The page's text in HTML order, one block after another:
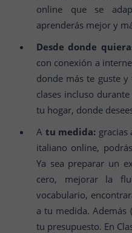
online que se
aprenderás mejor y
Desde donde
con conexión a
donde más te guste
clases incluso
tu hogar, donde
A tu medida:
italiano online,
Ya sea preparar un
cero, mejorar la
vocabulario,
a tu medida. Además
tu presupuesto. En